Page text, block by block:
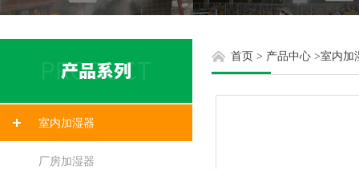
室内加湿器
厂房加湿器
首页 > 产品中心 >室内加